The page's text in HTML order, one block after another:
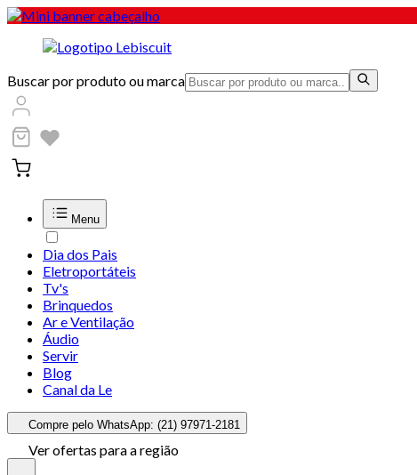
Buscar por produto ou marca
Menu
Dia dos Pais
Eletroportáteis
Tv's
Brinquedos
Ar e Ventilação
Áudio
Servir
Blog
Canal da Le
Compre pelo WhatsApp: (21) 97971-2181
Ver ofertas para a região